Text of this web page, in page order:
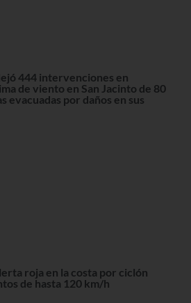
444 intervenciones en
de viento en San Jacinto de 80
evacuadas por daños en sus
roja en la costa por ciclón
de hasta 120 km/h